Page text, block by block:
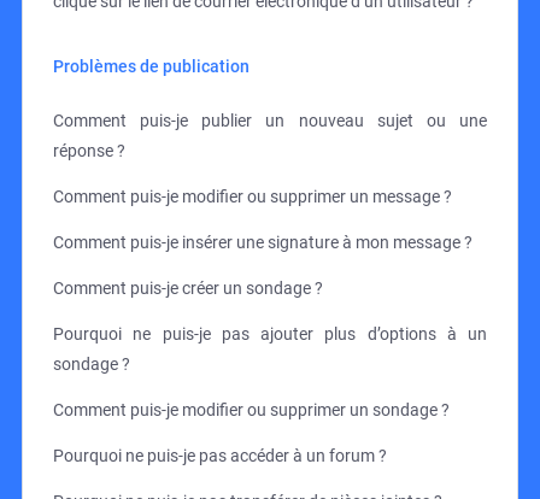
Problèmes de publication
Comment puis-je publier un nouveau sujet ou une
réponse ?
Comment puis-je modifier ou supprimer un message ?
Comment puis-je insérer une signature à mon message ?
Comment puis-je créer un sondage ?
Pourquoi ne puis-je pas ajouter plus d’options à un
sondage ?
Comment puis-je modifier ou supprimer un sondage ?
Pourquoi ne puis-je pas accéder à un forum ?